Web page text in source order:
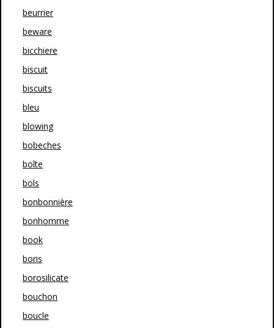
beurrier
beware
bicchiere
biscuit
biscuits
bleu
blowing
bobeches
boîte
bols
bonbonnière
bonhomme
book
boris
borosilicate
bouchon
boucle